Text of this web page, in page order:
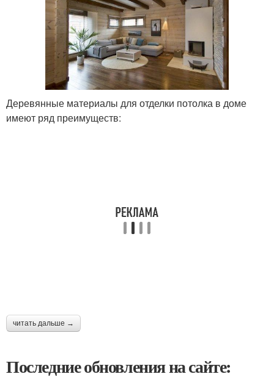
Деревянные материалы для отделки потолка в доме
имеют ряд преимуществ:
читать дальше →
Последние обновления на сайте: